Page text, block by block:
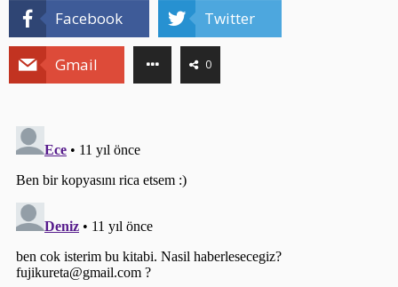
Facebook Twitter
Gmail 0